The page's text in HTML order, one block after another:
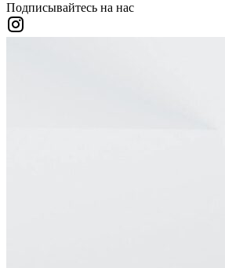
Подписывайтесь на нас